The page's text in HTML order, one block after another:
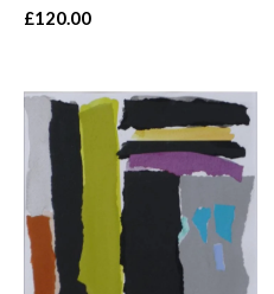
£120.00